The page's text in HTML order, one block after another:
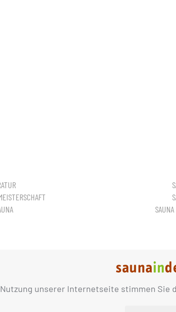
unserer Internetseite stimmen Sie